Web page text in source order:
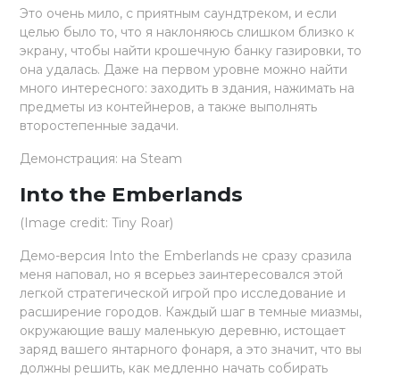
Это очень мило, с приятным саундтреком, и если
целью было то, что я наклоняюсь слишком близко к
экрану, чтобы найти крошечную банку газировки, то
она удалась. Даже на первом уровне можно найти
много интересного: заходить в здания, нажимать на
предметы из контейнеров, а также выполнять
второстепенные задачи.
Демонстрация: на Steam
Into the Emberlands
(Image credit: Tiny Roar)
Демо-версия Into the Emberlands не сразу сразила
меня наповал, но я всерьез заинтересовался этой
легкой стратегической игрой про исследование и
расширение городов. Каждый шаг в темные миазмы,
окружающие вашу маленькую деревню, истощает
заряд вашего янтарного фонаря, а это значит, что вы
должны решить, как медленно начать собирать